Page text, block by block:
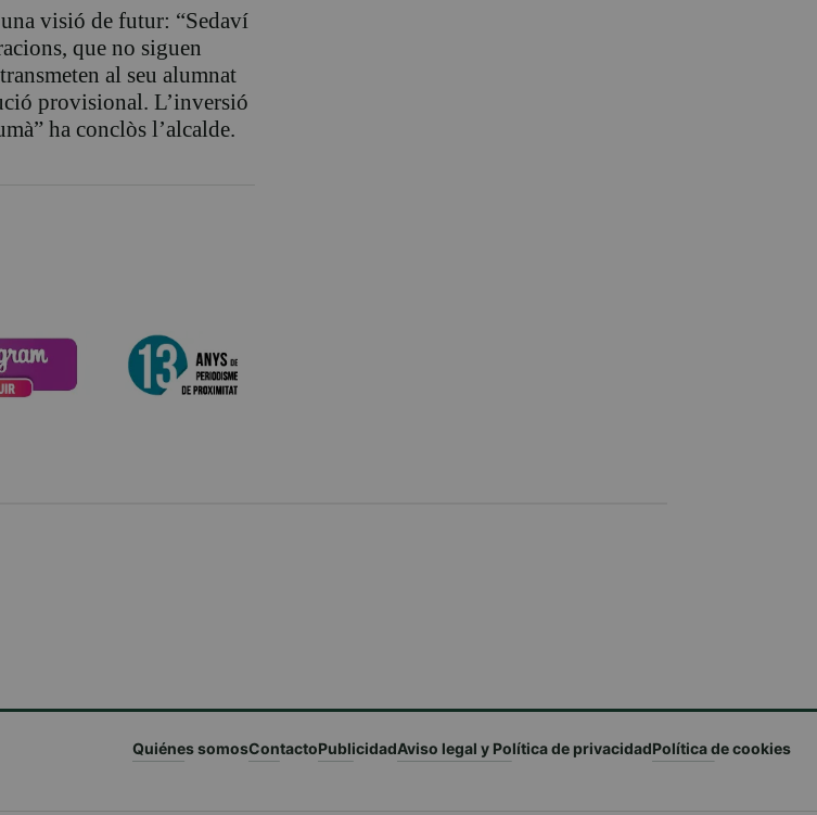
visió de futur: “Sedaví
que no siguen
al seu alumnat
provisional. L’inversió
ha conclòs l’alcalde.
Quiénes somosContactoPublicidadAviso legal y Política de privacidadPolítica de cookies